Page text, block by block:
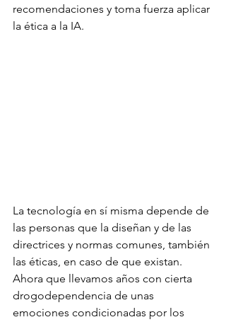
recomendaciones y toma fuerza aplicar
la ética a la IA.
La tecnología en sí misma depende de
las personas que la diseñan y de las
directrices y normas comunes, también
las éticas, en caso de que existan.
Ahora que llevamos años con cierta
drogodependencia de unas
emociones condicionadas por los